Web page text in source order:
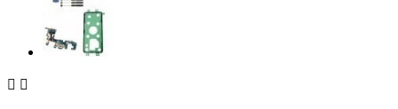
 